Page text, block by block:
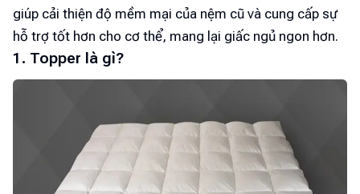
giúp cải thiện độ mềm mại của nệm cũ và cung cấp sự
hỗ trợ tốt hơn cho cơ thể, mang lại giấc ngủ ngon hơn.
1. Topper là gì?